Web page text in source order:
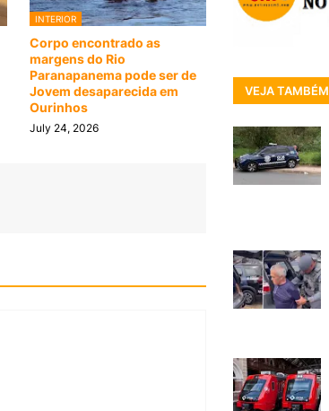
INTERIOR
Corpo encontrado as
margens do Rio
Paranapanema pode ser de
Jovem desaparecida em
Ourinhos
July 24, 2026
VEJA TAMBÉM